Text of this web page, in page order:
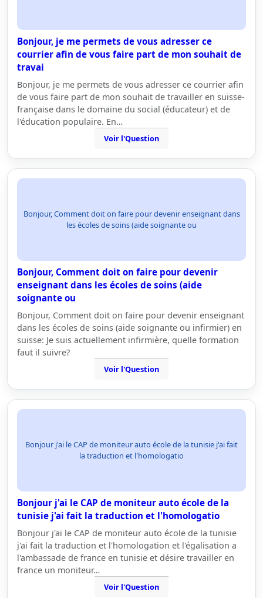
Bonjour, je me permets de vous adresser ce
courrier afin de vous faire part de mon souhait de
travai
Bonjour, je me permets de vous adresser ce courrier afin
de vous faire part de mon souhait de travailler en suisse-
française dans le domaine du social (éducateur) et de
l'éducation populaire. En…
Voir l'Question
Bonjour, Comment doit on faire pour devenir enseignant dans
les écoles de soins (aide soignante ou
Bonjour, Comment doit on faire pour devenir
enseignant dans les écoles de soins (aide
soignante ou
Bonjour, Comment doit on faire pour devenir enseignant
dans les écoles de soins (aide soignante ou infirmier) en
suisse: Je suis actuellement infirmière, quelle formation
faut il suivre?
Voir l'Question
Bonjour j'ai le CAP de moniteur auto école de la tunisie j'ai fait
la traduction et l'homologatio
Bonjour j'ai le CAP de moniteur auto école de la
tunisie j'ai fait la traduction et l'homologatio
Bonjour j'ai le CAP de moniteur auto école de la tunisie
j'ai fait la traduction et l'homologation et l'égalisation a
l'ambassade de france en tunisie et désire travailler en
france un moniteur…
Voir l'Question